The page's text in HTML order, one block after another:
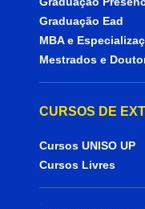
Graduação Ead
MBA e
Mestrados e
CURSOS DE
Cursos UNISO UP
Cursos Livres